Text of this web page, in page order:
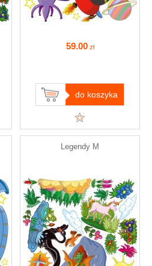
59.00 zł
do koszyka
Legendy M